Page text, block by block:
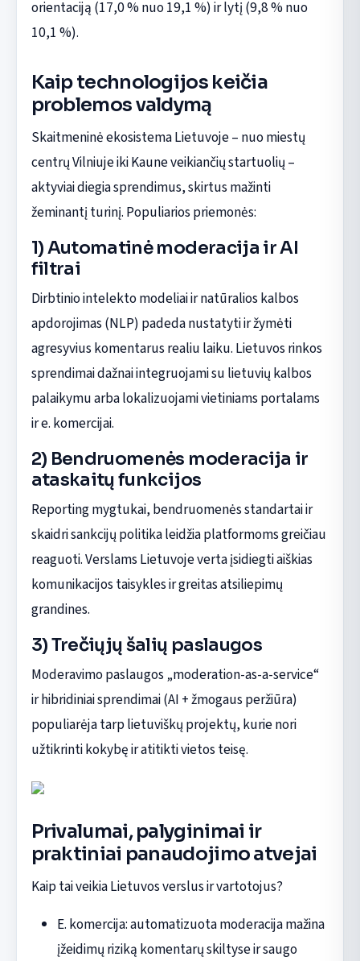
orientaciją (17,0 % nuo 19,1 %) ir lytį (9,8 % nuo
10,1 %).
Kaip technologijos keičia
problemos valdymą
Skaitmeninė ekosistema Lietuvoje – nuo miestų
centrų Vilniuje iki Kaune veikiančių startuolių –
aktyviai diegia sprendimus, skirtus mažinti
žeminantį turinį. Populiarios priemonės:
1) Automatinė moderacija ir AI
filtrai
Dirbtinio intelekto modeliai ir natūralios kalbos
apdorojimas (NLP) padeda nustatyti ir žymėti
agresyvius komentarus realiu laiku. Lietuvos rinkos
sprendimai dažnai integruojami su lietuvių kalbos
palaikymu arba lokalizuojami vietiniams portalams
ir e. komercijai.
2) Bendruomenės moderacija ir
ataskaitų funkcijos
Reporting mygtukai, bendruomenės standartai ir
skaidri sankcijų politika leidžia platformoms greičiau
reaguoti. Verslams Lietuvoje verta įsidiegti aiškias
komunikacijos taisykles ir greitas atsiliepimų
grandines.
3) Trečiųjų šalių paslaugos
Moderavimo paslaugos „moderation-as-a-service“
ir hibridiniai sprendimai (AI + žmogaus peržiūra)
populiarėja tarp lietuviškų projek­tų, kurie nori
užtikrinti kokybę ir atitikti vietos teisę.
Privalumai, palyginimai ir
praktiniai panaudojimo atvejai
Kaip tai veikia Lietuvos verslus ir vartotojus?
E. komercija: automatizuota moderacija mažina
įžeidimų riziką komentarų skiltyse ir saugo